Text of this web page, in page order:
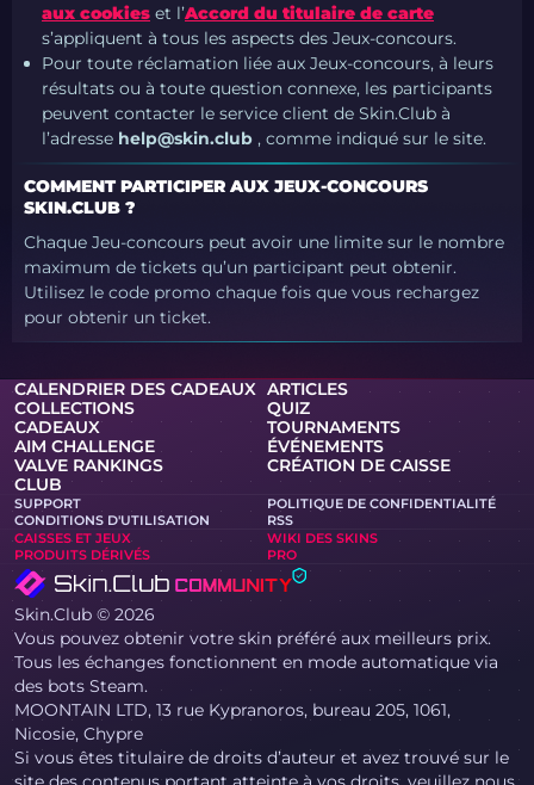
aux cookies et l’Accord du titulaire de carte
s’appliquent à tous les aspects des Jeux-concours.
Pour toute réclamation liée aux Jeux-concours, à leurs
résultats ou à toute question connexe, les participants
peuvent contacter le service client de Skin.Club à
l’adresse help@skin.club , comme indiqué sur le site.
COMMENT PARTICIPER AUX JEUX-CONCOURS
SKIN.CLUB ?
Chaque Jeu-concours peut avoir une limite sur le nombre
maximum de tickets qu’un participant peut obtenir.
Utilisez le code promo chaque fois que vous rechargez
pour obtenir un ticket.
CALENDRIER DES CADEAUX
ARTICLES
COLLECTIONS
QUIZ
CADEAUX
TOURNAMENTS
AIM CHALLENGE
ÉVÉNEMENTS
VALVE RANKINGS
CRÉATION DE CAISSE
CLUB
SUPPORT
POLITIQUE DE CONFIDENTIALITÉ
CONDITIONS D'UTILISATION
RSS
CAISSES ET JEUX
WIKI DES SKINS
PRODUITS DÉRIVÉS
PRO
Skin.Club © 2026
Vous pouvez obtenir votre skin préféré aux meilleurs prix.
Tous les échanges fonctionnent en mode automatique via
des bots Steam.
MOONTAIN LTD, 13 rue Kypranoros, bureau 205, 1061,
Nicosie, Chypre
Si vous êtes titulaire de droits d’auteur et avez trouvé sur le
site des contenus portant atteinte à vos droits, veuillez nous